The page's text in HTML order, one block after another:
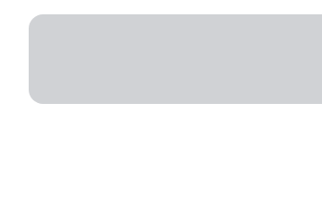
건너뛰기